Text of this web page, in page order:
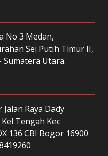
No 3 Medan,
Sei Putih Timur II,
Sumatera Utara.
Raya Dady
Tengah Kec
136 CBI Bogor 16900